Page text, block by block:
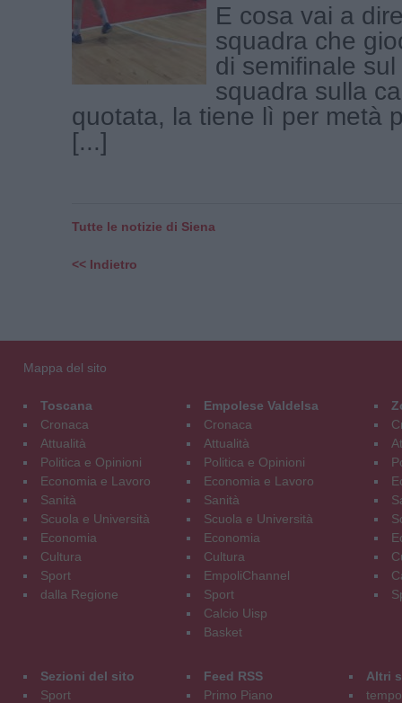
E cosa vai a
squadra che
di semifinale
squadra sulla
quotata, la tiene lì per metà
[...]
Tutte le notizie di Siena
<< Indietro
Mappa del sito
Toscana
Cronaca
Attualità
Politica e Opinioni
Economia e Lavoro
Sanità
Scuola e Università
Economia
Cultura
Sport
dalla Regione
Empolese Valdelsa
Cronaca
Attualità
Politica e Opinioni
Economia e Lavoro
Sanità
Scuola e Università
Economia
Cultura
EmpoliChannel
Sport
Calcio Uisp
Basket
Sezioni del sito
Sport
Feed RSS
Primo Piano
Altri